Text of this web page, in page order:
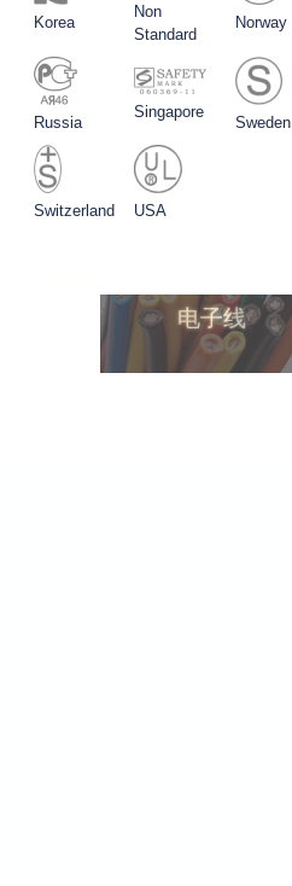
Korea
Non
Standard
Norway
Russia
Singapore
Sweden
Switzerland USA
电子线
电子线